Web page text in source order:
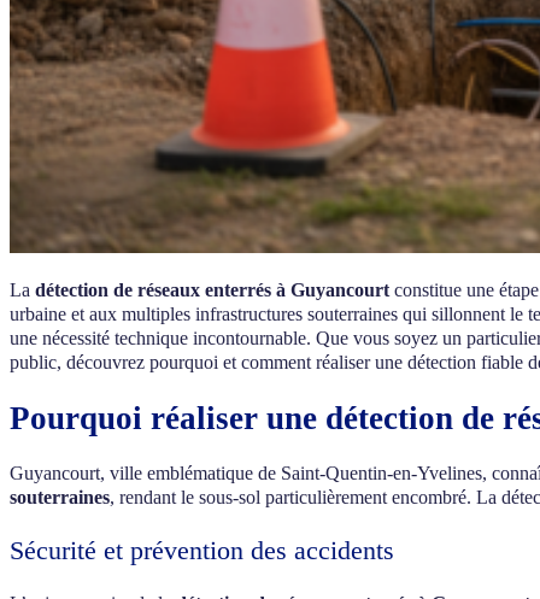
La détection de réseaux enterrés à Guyancourt constitue une
urbaine et aux multiples infrastructures souterraines qui sillonnent le
une nécessité technique incontournable. Que vous soyez un
public, découvrez pourquoi et comment réaliser une détection fiable
Pourquoi réaliser une détection de
Guyancourt, ville emblématique de Saint-Quentin-en-Yvelines,
souterraines, rendant le sous-sol particulièrement encombré. La
Sécurité et prévention des accidents